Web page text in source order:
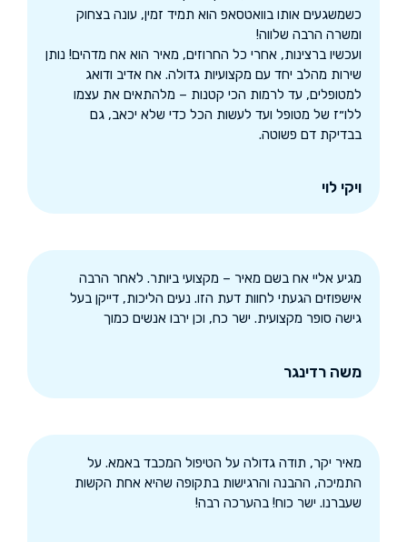
כשמשגעים אותו בוואטסאפ הוא תמיד זמין, עונה בצחוק
ומשרה הרבה שלווה!
ועכשיו ברצינות, אחרי כל החרוזים, מאיר הוא אח מדהים! נותן
שירות מהלב יחד עם מקצועיות גדולה. אח אדיב ודואג
למטופלים, עד לרמות הכי קטנות – מלהתאים את עצמו
ללו״ז של מטופל ועד לעשות הכל כדי שלא יכאב, גם
בבדיקת דם פשוטה.
ויקי לוי
מגיע אליי אח בשם מאיר – מקצועי ביותר. לאחר הרבה
אישפוזים הגעתי לחוות דעת הזו. נעים הליכות, דייקן בעל
גישה סופר מקצועית. ישר כח, וכן ירבו אנשים כמוך
משה רדינגר
מאיר יקר, תודה גדולה על הטיפול המכבד באמא. על
התמיכה, ההבנה והרגישות בתקופה שהיא אחת הקשות
שעברנו. ישר כוח! בהערכה רבה!